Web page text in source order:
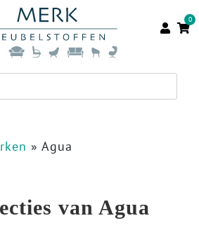
0
» Agua
van Agua